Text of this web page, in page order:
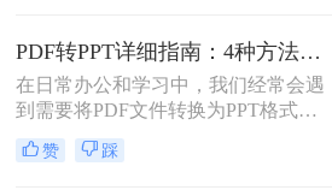
ppt文档呢？本文将介绍三种常用的
PDF转PPT的方法，帮助您轻松完成
PDF到PPT的转换。
PDF转PPT详细指南：4种方法的参数配置和输出效果调优！
在日常办公和学习中，我们经常会遇
到需要将PDF文件转换为PPT格式的
情况。无论是为了便于演示还是进一
步编辑，掌握有效的转换方法都是必
赞 踩